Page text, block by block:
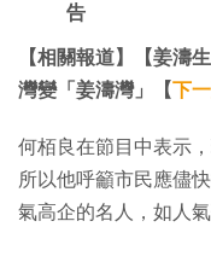
告
【相關報道】【姜濤
灣變「姜濤灣」【下
何栢良在節目中表示
所以他呼籲市民應儘
氣高企的名人，如人